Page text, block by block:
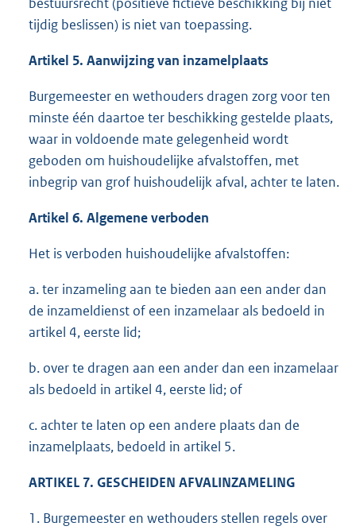
tijdig beslissen) is niet van toepassing.
Artikel 5. Aanwijzing van inzamelplaats
Burgemeester en wethouders dragen zorg voor ten
minste één daartoe ter beschikking gestelde plaats,
waar in voldoende mate gelegenheid wordt
geboden om huishoudelijke afvalstoffen, met
inbegrip van grof huishoudelijk afval, achter te laten.
Artikel 6. Algemene verboden
Het is verboden huishoudelijke afvalstoffen:
a. ter inzameling aan te bieden aan een ander dan
de inzameldienst of een inzamelaar als bedoeld in
artikel 4, eerste lid;
b. over te dragen aan een ander dan een inzamelaar
als bedoeld in artikel 4, eerste lid; of
c. achter te laten op een andere plaats dan de
inzamelplaats, bedoeld in artikel 5.
ARTIKEL 7. GESCHEIDEN AFVALINZAMELING
1. Burgemeester en wethouders stellen regels over